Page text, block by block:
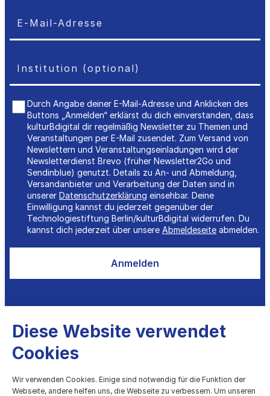
Durch Angabe deiner E-Mail-Adresse und Anklicken des
Buttons „Anmelden“ erklärst du dich einverstanden, dass
kulturBdigital dir regelmäßig Newsletter zu Themen und
Veranstaltungen per E-Mail zusendet. Zum Versand von
Newslettern und Veranstaltungseinladungen wird der
Newsletterdienst Brevo (früher Newsletter2Go und
Sendinblue) genutzt. Details zu An- und Abmeldung,
Versandanbieter und Verarbeitung der Daten sind in
unserer Datenschutzerklärung einsehbar. Deine
Einwilligung kannst du jederzeit gegenüber der
Technologiestiftung Berlin/kulturBdigital widerrufen. Du
kannst dich jederzeit über unsere Abmeldeseite abmelden.
Anmelden
kulturBdigital
Diese Website verwendet
Cookies
Wir verwenden Cookies. Einige sind notwendig für die Funktion der
Webseite, andere helfen uns, die Webseite zu verbessern. Um unseren